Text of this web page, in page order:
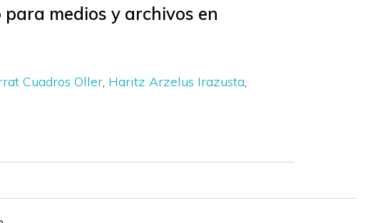
medios y archivos en
Cuadros Oller Haritz Arzelus Irazusta